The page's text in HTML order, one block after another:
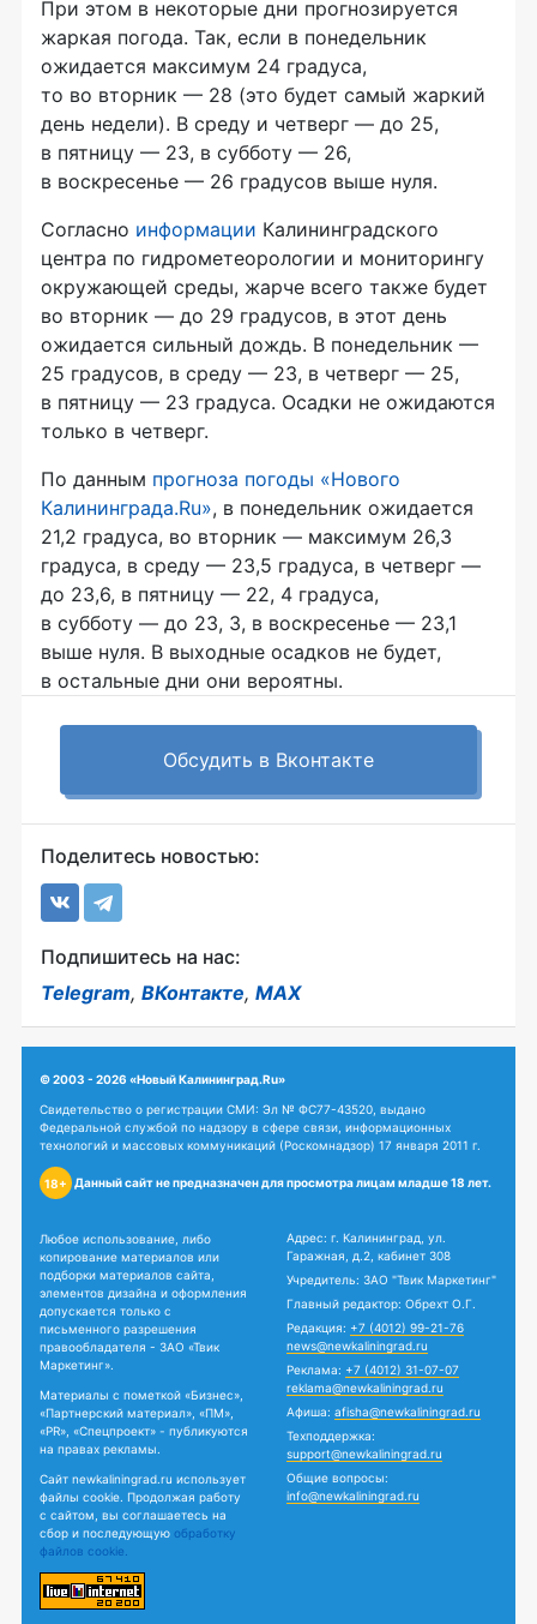
При этом в некоторые дни прогнозируется
жаркая погода. Так, если в понедельник
ожидается максимум 24 градуса,
то во вторник — 28 (это будет самый жаркий
день недели). В среду и четверг — до 25,
в пятницу — 23, в субботу — 26,
в воскресенье — 26 градусов выше нуля.
Согласно информации Калининградского
центра по гидрометеорологии и мониторингу
окружающей среды, жарче всего также будет
во вторник — до 29 градусов, в этот день
ожидается сильный дождь. В понедельник —
25 градусов, в среду — 23, в четверг — 25,
в пятницу — 23 градуса. Осадки не ожидаются
только в четверг.
По данным прогноза погоды «Нового
Калининграда.Ru», в понедельник ожидается
21,2 градуса, во вторник — максимум 26,3
градуса, в среду — 23,5 градуса, в четверг —
до 23,6, в пятницу — 22, 4 градуса,
в субботу — до 23, 3, в воскресенье — 23,1
выше нуля. В выходные осадков не будет,
в остальные дни они вероятны.
Обсудить в Вконтакте
Поделитесь новостью:
Подпишитесь на нас:
Telegram, ВКонтакте, MAX
© 2003 - 2026 «Новый Калининград.Ru»
Свидетельство о регистрации СМИ: Эл № ФС77-43520, выдано
Федеральной службой по надзору в сфере связи, информационных
технологий и массовых коммуникаций (Роскомнадзор) 17 января 2011 г.
18+ Данный сайт не предназначен для просмотра лицам младше 18 лет.
Любое использование, либо
копирование материалов или
подборки материалов сайта,
элементов дизайна и оформления
допускается только с
письменного разрешения
правообладателя - ЗАО «Твик
Маркетинг».
Материалы с пометкой «Бизнес»,
«Партнерский материал», «ПМ»,
«PR», «Спецпроект» - публикуются
на правах рекламы.
Сайт newkaliningrad.ru использует
файлы cookie. Продолжая работу
с сайтом, вы соглашаетесь на
сбор и последующую обработку
файлов cookie.
Адрес: г. Калининград, ул.
Гаражная, д.2, кабинет 308
Учредитель: ЗАО "Твик Маркетинг"
Главный редактор: Обрехт О.Г.
Редакция: +7 (4012) 99-21-76
news@newkaliningrad.ru
Реклама: +7 (4012) 31-07-07
reklama@newkaliningrad.ru
Афиша: afisha@newkaliningrad.ru
Техподдержка:
support@newkaliningrad.ru
Общие вопросы:
info@newkaliningrad.ru